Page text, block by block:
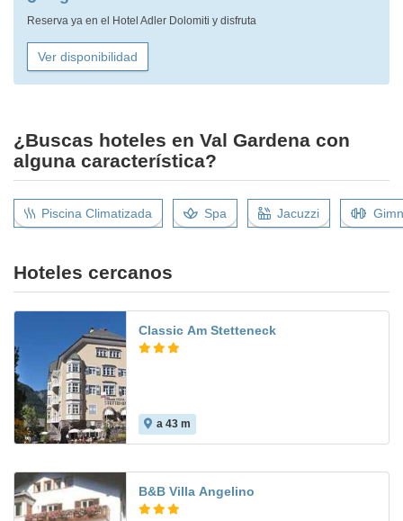
Reserva ya en el Hotel Adler Dolomiti y disfruta
Ver disponibilidad
¿Buscas hoteles en Val Gardena con
alguna característica?
Piscina Climatizada Spa Jacuzzi
Hoteles cercanos
Classic Am Stetteneck
a 43 m
B&B Villa Angelino